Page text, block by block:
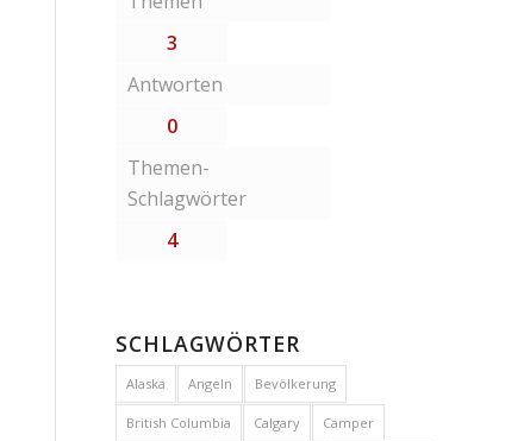
3
Antworten
0
Themen-
Schlagwörter
4
SCHLAGWÖRTER
Alaska Angeln Bevölkerung
British Columbia Calgary Camper